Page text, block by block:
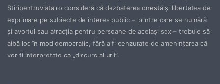
Stiripentruviata.ro consideră că dezbaterea onestă şi libertatea de
exprimare pe subiecte de interes public – printre care se numără
şi avortul sau atracţia pentru persoane de acelaşi sex – trebuie să
aibă loc în mod democratic, fără a fi cenzurate de ameninţarea că
vor fi interpretate ca „discurs al urii”.